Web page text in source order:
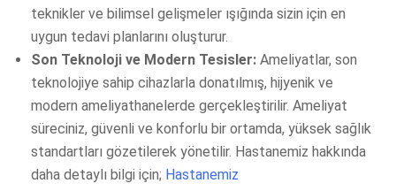
teknikler ve bilimsel gelişmeler ışığında sizin için en
uygun tedavi planlarını oluşturur.
Son Teknoloji ve Modern Tesisler: Ameliyatlar, son
teknolojiye sahip cihazlarla donatılmış, hijyenik ve
modern ameliyathanelerde gerçekleştirilir. Ameliyat
süreciniz, güvenli ve konforlu bir ortamda, yüksek sağlık
standartları gözetilerek yönetilir. Hastanemiz hakkında
daha detaylı bilgi için; Hastanemiz